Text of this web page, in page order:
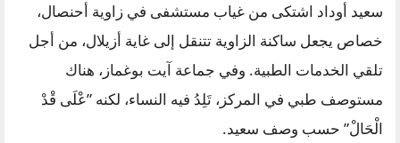
سعيد أوداد اشتكى من غياب مستشفى في زاوية أحنصال،
خصاص يجعل ساكنة الزاوية تتنقل إلى غاية أزيلال، من أجل
تلقي الخدمات الطبية. وفي جماعة آيت بوغماز، هناك
مستوصف طبي في المركز، تَلِدُ فيه النساء، لكنه ”عْلَى قْدْ
الْحَالْ” حسب وصف سعيد.